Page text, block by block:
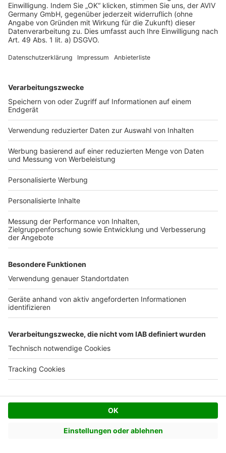
Datenschutz
Impressum
Services
Bauprojekt-Quiz
Häuser-Suche
Hausanbieter-Suche
Bauprojekt-Profil
Für Unternehmen
Ihre Baufirma auf bauen.de
Kostenloses Infogespräch
© AVIV Germany GmbH - 2026
Facebook
Twitter